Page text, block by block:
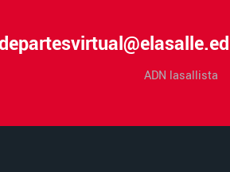
ADN lasallista